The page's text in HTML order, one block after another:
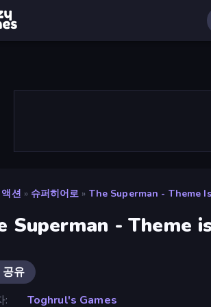
액션 » 슈퍼히어로 » The Superman - Theme
Superman - Theme
공유
Toghrul's Games